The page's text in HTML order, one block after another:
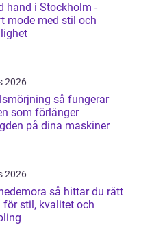
hand i Stockholm -
mode med stil och
2026
så fungerar
som förlänger
på dina maskiner
2026
så hittar du rätt
för stil, kvalitet och